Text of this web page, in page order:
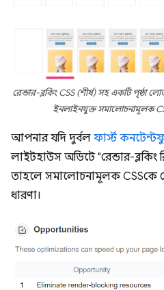
রেন্ডার-ব্লকিং CSS (শীর্ষ) সহ একটি
ইনলাইনযুক্ত সমালোচনামূলক
আপনার যদি দুর্বল ফার্স্ট
লাইটহাউস অডিটে "রেন্ডার-ব্লকিং
তাহলে সমালোচনামূলক CSSকে
ধারণা।